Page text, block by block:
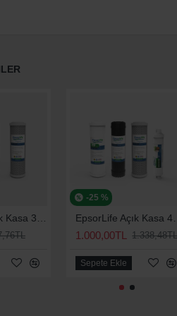
EpsorLife Açık Kasa 3'lü Bakım Seti (Universal)
-25 %
EpsorLife
1.000,00TL 1.338,48TL
Sepete Ekle